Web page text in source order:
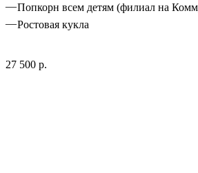
Попкорн всем детям (филиал на
Ростовая кукла
27 500 р.